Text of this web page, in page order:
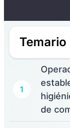
Temario
1
de